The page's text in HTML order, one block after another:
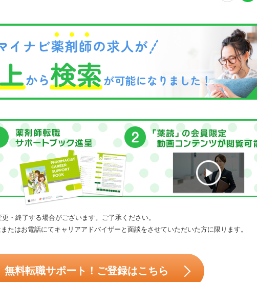
・終了する場合がございます。ご了承ください。
たはお電話にてキャリアアドバイザーと面談をさせていただいた方に限ります。
無料転職サポート！ご登録はこちら